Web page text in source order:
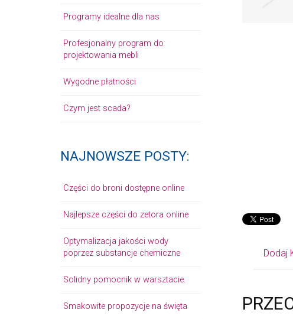
Programy idealne dla nas
Profesjonalny program do
projektowania mebli
Wygodne płatności
Czym jest scada?
NAJNOWSZE POSTY:
Części do broni dostępne online
Najlepsze części do zetora online
Optymalizacja jakości wody
poprzez substancje chemiczne
Solidny pomocnik w warsztacie.
Smakowite propozycje na święta
Dodaj